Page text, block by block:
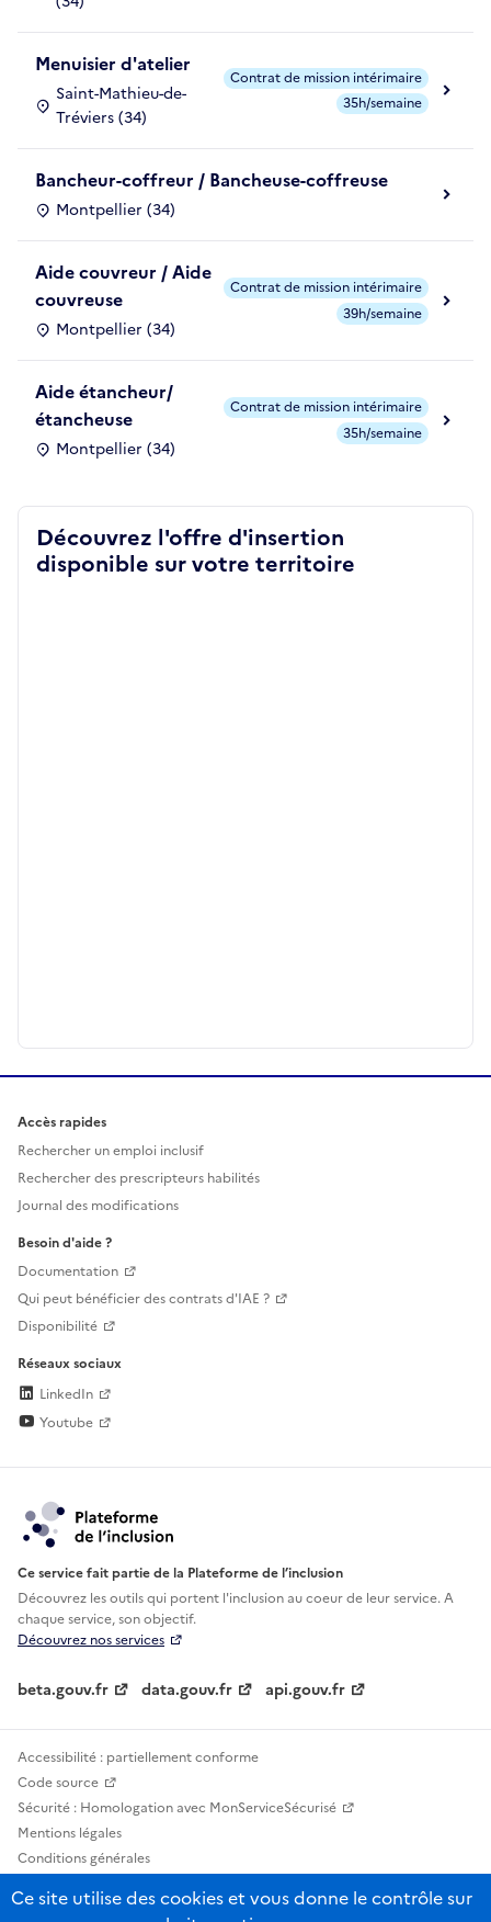
Menuisier d'atelier
Saint-Mathieu-de-
Tréviers (34)
Contrat de mission intérimaire
35h/semaine
Bancheur-coffreur / Bancheuse-coffreuse
Montpellier (34)
Aide couvreur / Aide
couvreuse
Montpellier (34)
Contrat de mission intérimaire
39h/semaine
Aide étancheur/
étancheuse
Montpellier (34)
Contrat de mission intérimaire
35h/semaine
Découvrez l'offre d'insertion
disponible sur votre territoire
Accès rapides
Rechercher un emploi inclusif
Rechercher des prescripteurs habilités
Journal des modifications
Besoin d'aide ?
Documentation
Qui peut bénéficier des contrats d'IAE ?
Disponibilité
Réseaux sociaux
LinkedIn
Youtube
Ce service fait partie de la Plateforme de l’inclusion
Découvrez les outils qui portent l'inclusion aucoeur de leur service. A
chaque service, son objectif.
Découvrez nos services
beta.gouv.fr data.gouv.fr api.gouv.fr
Accessibilité : partiellement conforme
Code source
Sécurité : Homologation avec MonServiceSécurisé
Mentions légales
Conditions générales
Statistiques, lexiques et indicateurs
Ce site utilise des cookies et vous donne le contrôle sur